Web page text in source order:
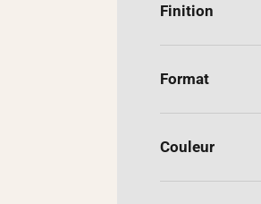
Finition
Format
Couleur